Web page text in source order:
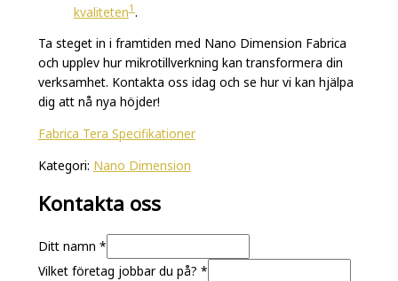
kvaliteten1.
Ta steget in i framtiden med Nano Dimension Fabrica
och upplev hur mikrotillverkning kan transformera din
verksamhet. Kontakta oss idag och se hur vi kan hjälpa
dig att nå nya höjder!
Fabrica Tera Specifikationer
Kategori: Nano Dimension
Kontakta oss
Vilket
Ställ
Ditt namn *
Vilket företag jobbar du på? *